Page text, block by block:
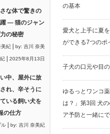
な体で驚きの
― 猫のジャン
の秘密
紀 by: 吉川 奈美
紀 2025年8月13日
中、屋外に放
れ、辛そうに
いる飼い犬を
の仕方
ル by: 吉川 奈美紀
の基本
愛犬と上手に夏
ができる7つのポ
子犬の口元や目
ゆるっとワンコ
は？」第3回 犬
ア予防と一緒に